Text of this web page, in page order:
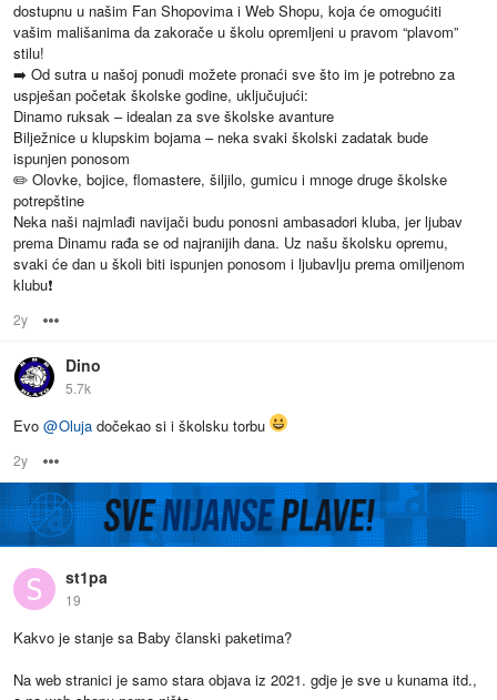
dostupnu u našim Fan Shopovima i Web Shopu, koja će omogućiti
vašim mališanima da zakorače u školu opremljeni u pravom “plavom”
stilu!
➡️ Od sutra u našoj ponudi možete pronaći sve što im je potrebno za
uspješan početak školske godine, uključujući:
Dinamo ruksak – idealan za sve školske avanture
Bilježnice u klupskim bojama – neka svaki školski zadatak bude
ispunjen ponosom
✏️ Olovke, bojice, flomastere, šiljilo, gumicu i mnoge druge školske
potrepštine
Neka naši najmlađi navijači budu ponosni ambasadori kluba, jer ljubav
prema Dinamu rađa se od najranijih dana. Uz našu školsku opremu,
svaki će dan u školi biti ispunjen ponosom i ljubavlju prema omiljenom
klubu❗️
2y
Dino
5.7k
Evo @Oluja dočekao si i školsku torbu
2y
st1pa
19
Kakvo je stanje sa Baby članski paketima?
Na web stranici je samo stara objava iz 2021. gdje je sve u kunama itd.,